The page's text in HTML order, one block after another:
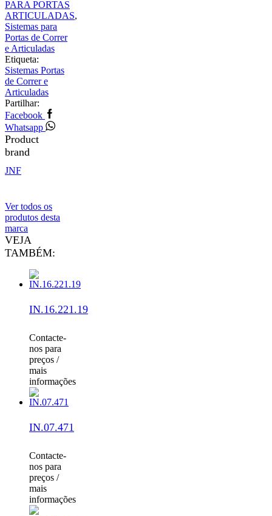
PARA PORTAS
ARTICULADAS,
Sistemas para
Portas de Correr
e Articuladas
Etiqueta:
Sistemas Portas
de Correr e
Articuladas
Partilhar:
Facebook
Whatsapp
Product
brand
JNF
Ver todos os
produtos desta
marca
VEJA
TAMBÉM:
IN.16.221.19
Contacte-
nos para
preços /
mais
informações
IN.07.471
Contacte-
nos para
preços /
mais
informações